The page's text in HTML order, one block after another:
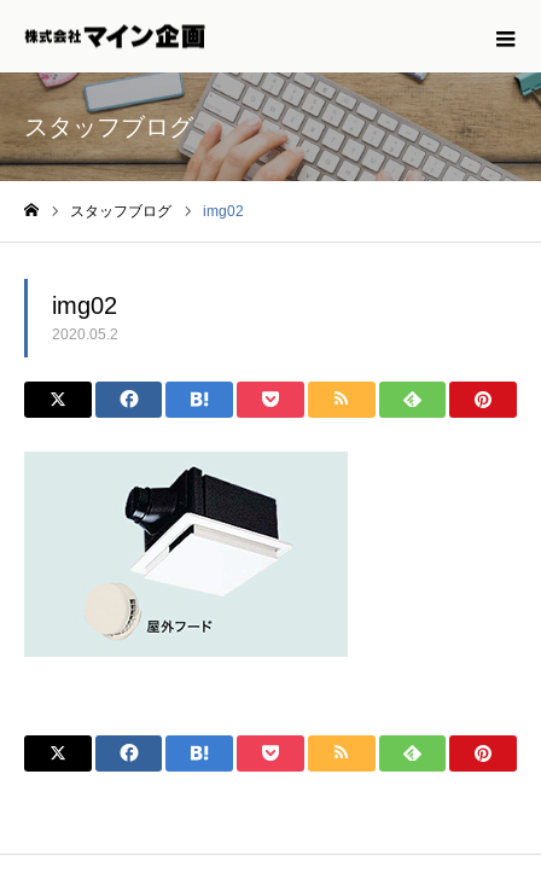
スタッフブログ
スタッフブログ img02
img02
2020.05.2